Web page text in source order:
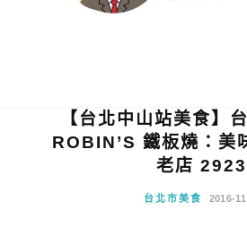
【台北中山站美食】
ROBIN’S 鐵板燒：美
老店 2923
台北市美食 2016-